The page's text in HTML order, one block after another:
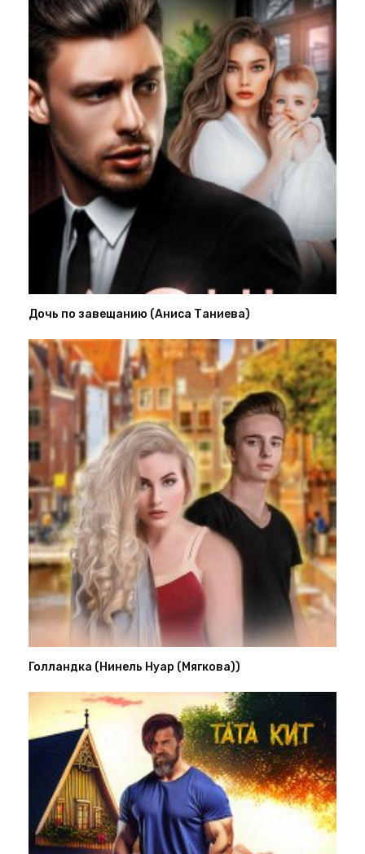
Дочь по завещанию (Аниса Таниева)
Голландка (Нинель Нуар (Мягкова))